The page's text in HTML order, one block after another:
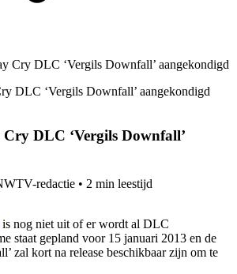
Cry DLC ‘Vergils Downfall’ aangekondigd
DLC ‘Vergils Downfall’
redactie • 2 min leestijd
is nog niet uit of er wordt al DLC
staat gepland voor 15 januari 2013 en de
zal kort na release beschikbaar zijn om te